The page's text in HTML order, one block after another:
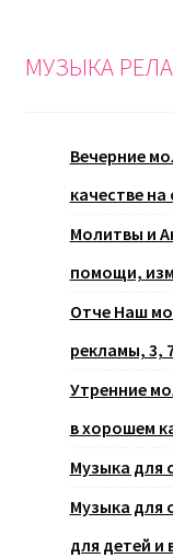
МУЗЫКА
Вечерние
качестве
Молитвы и
помощи,
Отче Наш
рекламы, 3,
Утренние
в хорошем
Музыка для
Музыка для
для детей и